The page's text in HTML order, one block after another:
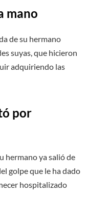
mano
de su hermano
suyas, que hicieron
adquiriendo las
por
hermano ya salió de
golpe que le ha dado
hospitalizado